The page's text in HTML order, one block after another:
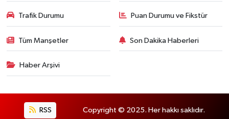
Trafik Durumu Puan Durumu ve Fikstür
Tüm Manşetler Son Dakika Haberleri
Haber Arşivi
RSS Copyright © 2025. Her hakkı saklıdır.